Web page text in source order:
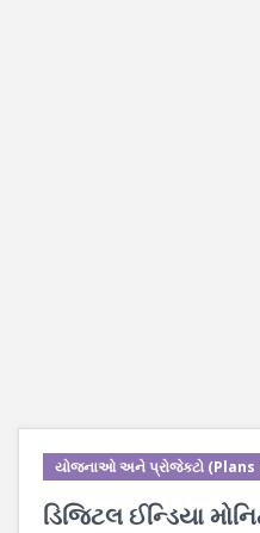
યોજનાઓ અને પ્રોજેક્ટો
ડિજિટલ ઈન્ડિયા